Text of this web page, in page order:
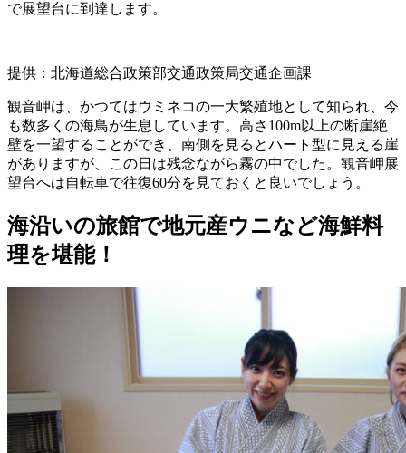
で展望台に到達します。
提供：北海道総合政策部交通政策局交通企画課
観音岬は、かつてはウミネコの一大繁殖地として知られ、今
も数多くの海鳥が生息しています。高さ100m以上の断崖絶
壁を一望することができ、南側を見るとハート型に見える崖
がありますが、この日は残念ながら霧の中でした。観音岬展
望台へは自転車で往復60分を見ておくと良いでしょう。
海沿いの旅館で地元産ウニなど海鮮料
理を堪能！